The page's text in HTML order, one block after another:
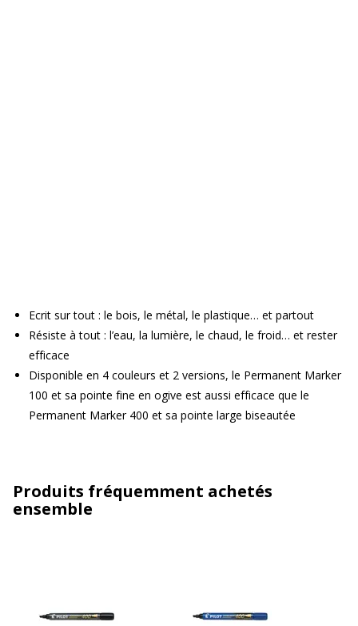
Ecrit sur tout : le bois, le métal, le plastique… et partout
Résiste à tout : l’eau, la lumière, le chaud, le froid… et rester
efficace
Disponible en 4 couleurs et 2 versions, le Permanent Marker
100 et sa pointe fine en ogive est aussi efficace que le
Permanent Marker 400 et sa pointe large biseautée
Produits fréquemment achetés
ensemble